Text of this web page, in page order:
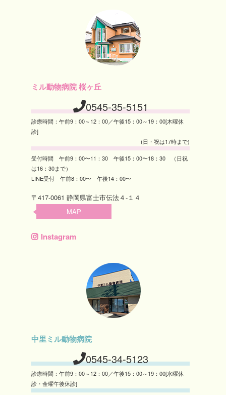
ミル動物病院 桜ヶ丘
0545-35-5151
診療時間：午前9：00～12：00／午後15：00～19：00[木曜休
診]
(日・祝は17時まで)
受付時間 午前9：00〜11：30 午後15：00〜18：30 （日祝
は16：30まで）
LINE受付 午前8：00〜 午後14：00〜
〒417-0061 静岡県富士市伝法４-１４
MAP
Instagram
中里ミル動物病院
0545-34-5123
診療時間：午前9：00～12：00／午後15：00～19：00[水曜休
診・金曜午後休診]